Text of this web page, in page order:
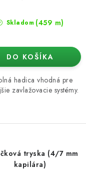
Skladom (459 m)
DO KOŠÍKA
hadica vhodná pre
zavlažovacie systémy.
tryska (4/7 mm
kapilára)